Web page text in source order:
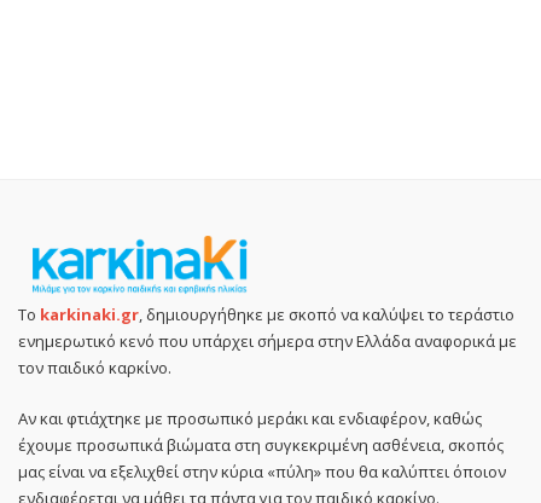
Το karkinaki.gr , δημιουργήθηκε με σκοπό να καλύψει το τεράστιο
ενημερωτικό κενό που υπάρχει σήμερα στην Ελλάδα αναφορικά με
τον παιδικό καρκίνο.
Αν και φτιάχτηκε με προσωπικό μεράκι και ενδιαφέρον, καθώς
έχουμε προσωπικά βιώματα στη συγκεκριμένη ασθένεια, σκοπός
μας είναι να εξελιχθεί στην κύρια «πύλη» που θα καλύπτει όποιον
ενδιαφέρεται να μάθει τα πάντα για τον παιδικό καρκίνο.